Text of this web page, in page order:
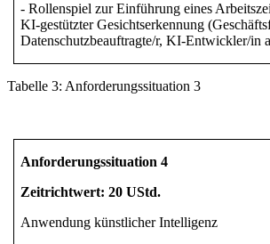
- Rollenspiel zur Einführung eines
KI-gestützter Gesichtserkennung
Datenschutzbeauftragte/r, KI-Entwickler/in
Tabelle 3: Anforderungssituation 3
Anforderungssituation 4
Zeitrichtwert: 20 UStd.
Anwendung künstlicher Intelligenz